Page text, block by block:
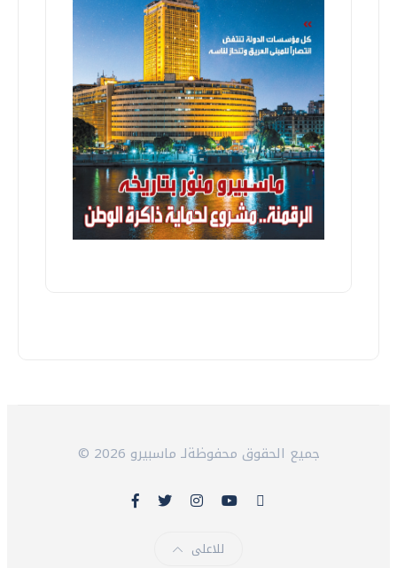
© 2026 جميع الحقوق محفوظةلـ ماسبيرو
للاعلى